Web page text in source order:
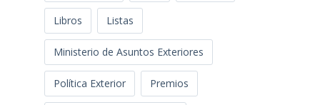
Libros Listas
Ministerio de Asuntos Exteriores
Política Exterior Premios